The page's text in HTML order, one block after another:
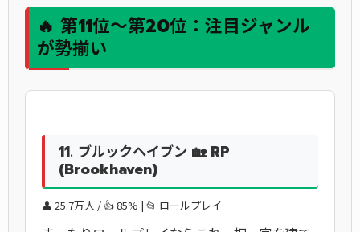
🔥 第11位〜第20位：注目ジャンル
が勢揃い
11. ブルックヘイブン 🏡 RP
(Brookhaven)
👤 25.7万人 / 👍 85% | 📂 ロールプレイ